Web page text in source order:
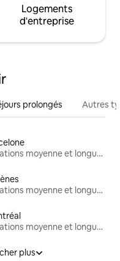
Logements
d'entreprise
prolongés Autres
Locations moyenne et longue durée
Locations moyenne et longue durée
Locations moyenne et longue durée
plus